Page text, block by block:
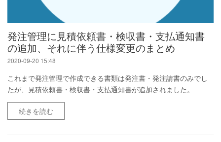
発注管理に見積依頼書・検収書・支払通知書
の追加、それに伴う仕様変更のまとめ
2020-09-20 15:48
これまで発注管理で作成できる書類は発注書・発注請書のみでし
たが、見積依頼書・検収書・支払通知書が追加されました。
続きを読む